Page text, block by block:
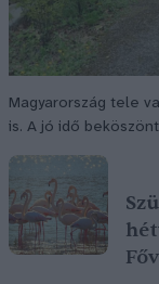
Magyarország tele
is. A jó idő